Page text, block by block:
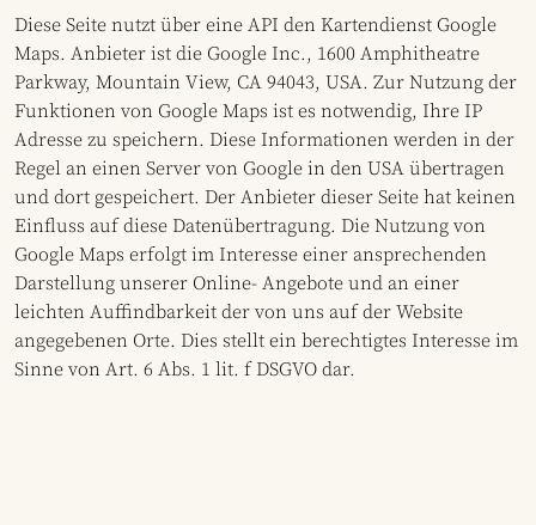
Diese Seite nutzt über eine API den Kartendienst Google
Maps. Anbieter ist die Google Inc., 1600 Amphitheatre
Parkway, Mountain View, CA 94043, USA. Zur Nutzung der
Funktionen von Google Maps ist es notwendig, Ihre IP
Adresse zu speichern. Diese Informationen werden in der
Regel an einen Server von Google in den USA übertragen
und dort gespeichert. Der Anbieter dieser Seite hat keinen
Einfluss auf diese Datenübertragung. Die Nutzung von
Google Maps erfolgt im Interesse einer ansprechenden
Darstellung unserer Online- Angebote und an einer
leichten Auffindbarkeit der von uns auf der Website
angegebenen Orte. Dies stellt ein berechtigtes Interesse im
Sinne von Art. 6 Abs. 1 lit. f DSGVO dar.